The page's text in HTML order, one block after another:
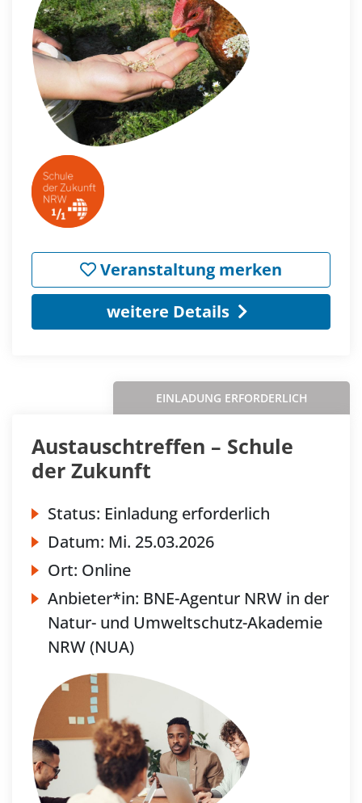
Veranstaltung merken
weitere Details
EINLADUNG ERFORDERLICH
Austauschtreffen – Schule
der Zukunft
Status: Einladung erforderlich
Datum: Mi. 25.03.2026
Ort: Online
Anbieter*in: BNE-Agentur NRW in der
Natur- und Umweltschutz-Akademie
NRW (NUA)